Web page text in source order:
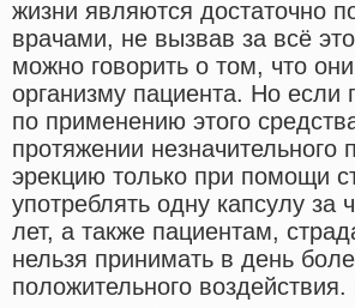
жизни являются достаточно
врачами, не вызвав за всё
можно говорить о том, что
организму пациента. Но если
по применению этого
протяжении
эрекцию только при помощи
употреблять одну капсулу
лет, а также пациентам,
нельзя принимать в день
положительного